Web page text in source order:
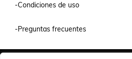
-Condiciones de uso
-Preguntas frecuentes